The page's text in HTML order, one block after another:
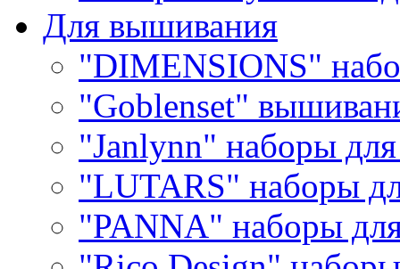
Для вышивания
"DIMENSIONS"
"Goblenset"
"Janlynn" наборы
"LUTARS" наборы
"PANNA" наборы